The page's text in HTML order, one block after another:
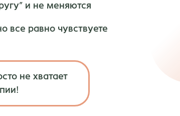
и не меняются
все равно чувствуете
не хватает